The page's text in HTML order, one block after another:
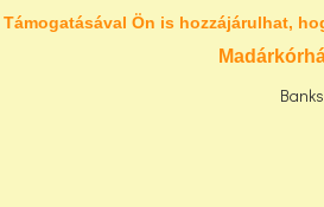
Támogatásával Ön is hozzájárulhat,